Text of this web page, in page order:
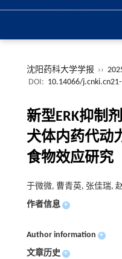
沈阳药科大学学报 ››
DOI: 10.14066/
新型ERK抑制
犬体内药代动
食物效应研究
于微微, 曹青英, 张佳瑞,
作者信息 +
Author information +
文章历史 +